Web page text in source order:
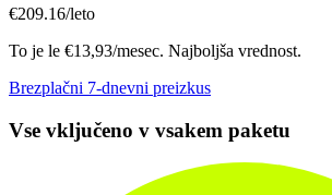
€209.16/leto
To je le €13,93/mesec. Najboljša vrednost.
Brezplačni 7-dnevni preizkus
Vse vključeno v vsakem paketu